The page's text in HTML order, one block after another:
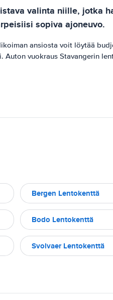
valinta niille, jotka
sopiva ajoneuvo.
ansiosta voit löytää
vuokraus Stavangerin
Bergen Lentokenttä
Bodo Lentokenttä
Svolvaer Lentokenttä